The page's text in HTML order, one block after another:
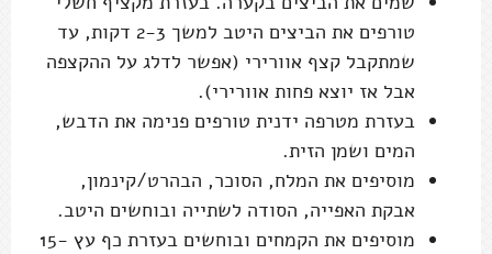
טורפים את הביצים היטב למשך 2-3 דקות, עד
שמתקבל קצף אוורירי (אפשר לדלג על ההקצפה
אבל אז יוצא פחות אוורירי).
בעזרת מטרפה ידנית טורפים פנימה את הדבש,
המים ושמן הזית.
מוסיפים את המלח, הסוכר, הבהרט/קינמון,
אבקת האפייה, הסודה לשתייה ובוחשים היטב.
מוסיפים את הקמחים ובוחשים בעזרת כף עץ 15-